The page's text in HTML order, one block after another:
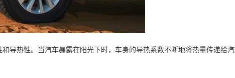
导热性。当汽车暴露在阳光下时，车身的导热系数不断地将热量传递给汽